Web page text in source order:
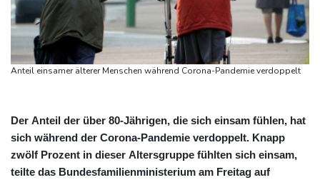
Anteil einsamer älterer Menschen während Corona-Pandemie verdoppelt
Der Anteil der über 80-Jährigen, die sich einsam fühlen, hat
sich während der Corona-Pandemie verdoppelt. Knapp
zwölf Prozent in dieser Altersgruppe fühlten sich einsam,
teilte das Bundesfamilienministerium am Freitag auf